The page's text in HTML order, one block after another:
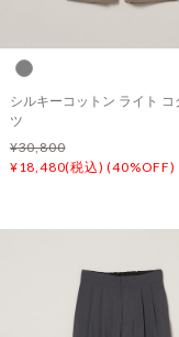
シルキーコットン ライト コ
ツ
¥30,800
¥18,480(税込) (40%OFF)